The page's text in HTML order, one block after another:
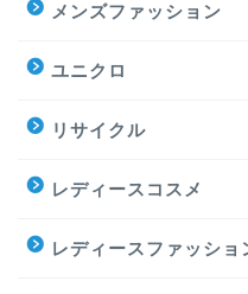
メンズファッション
ユニクロ
リサイクル
レディースコスメ
レディースファッショ